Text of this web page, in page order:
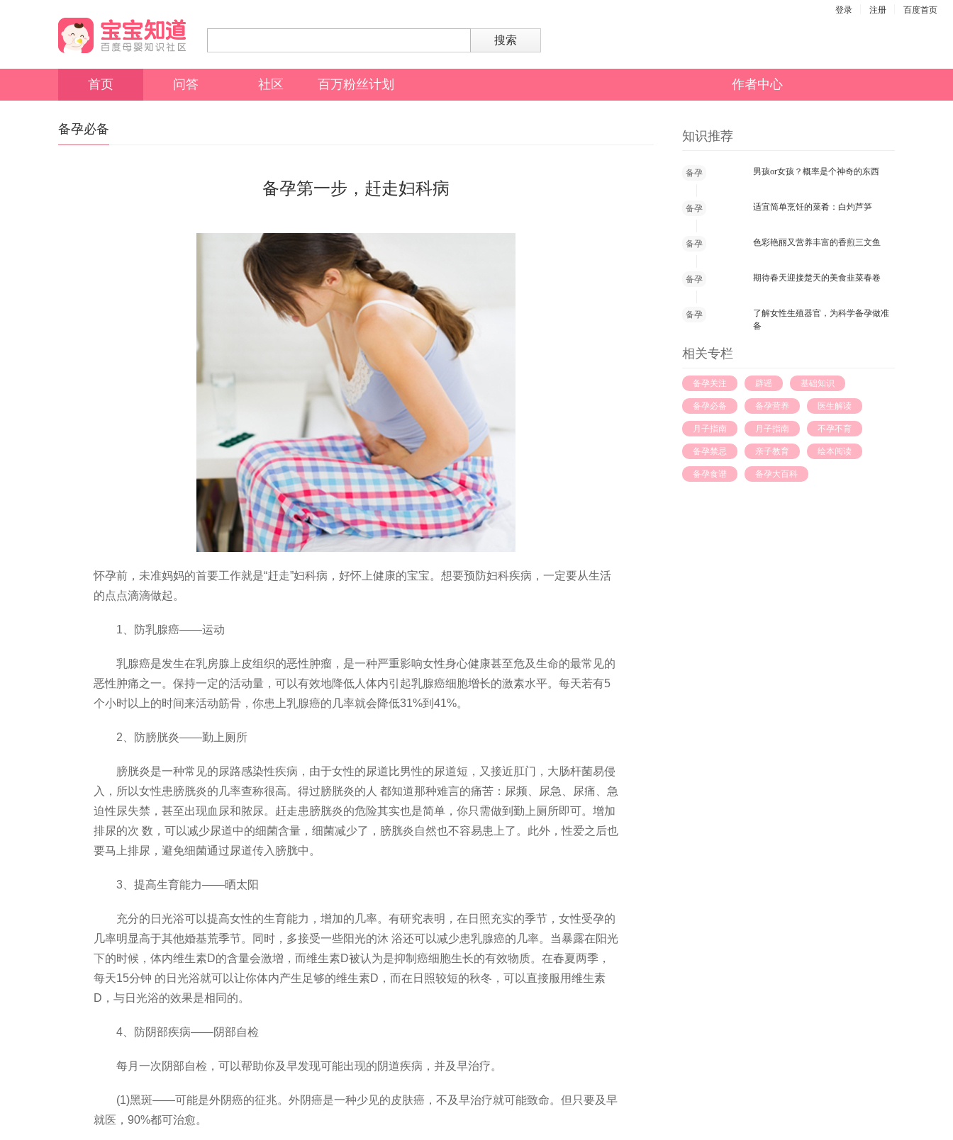
登录 注册 百度首页
搜索
首页 问答 社区 百万粉丝计划 作者中心
知识推荐
备孕 男孩or女孩？概率是个神奇的东西
备孕 适宜简单烹饪的菜肴：白灼芦笋
备孕 色彩艳丽又营养丰富的香煎三文鱼
备孕 期待春天迎接楚天的美食韭菜春卷
备孕
了解女性生殖器官，为科学备孕做准
备
相关专栏
备孕关注 辟谣 基础知识
备孕必备 备孕营养 医生解读
月子指南 月子指南 不孕不育
备孕禁忌 亲子教育 绘本阅读
备孕食谱 备孕大百科
备孕必备
备孕第一步，赶走妇科病
怀孕前，未准妈妈的首要工作就是“赶走”妇科病，好怀上健康的宝宝。想要预防妇科疾病，一定要从生活
的点点滴滴做起。
1、防乳腺癌——运动
乳腺癌是发生在乳房腺上皮组织的恶性肿瘤，是一种严重影响女性身心健康甚至危及生命的最常见的
恶性肿痛之一。保持一定的活动量，可以有效地降低人体内引起乳腺癌细胞增长的激素水平。每天若有5
个小时以上的时间来活动筋骨，你患上乳腺癌的几率就会降低31%到41%。
2、防膀胱炎——勤上厕所
膀胱炎是一种常见的尿路感染性疾病，由于女性的尿道比男性的尿道短，又接近肛门，大肠杆菌易侵
入，所以女性患膀胱炎的几率查称很高。得过膀胱炎的人 都知道那种难言的痛苦：尿频、尿急、尿痛、急
迫性尿失禁，甚至出现血尿和脓尿。赶走患膀胱炎的危险其实也是简单，你只需做到勤上厕所即可。增加
排尿的次 数，可以减少尿道中的细菌含量，细菌减少了，膀胱炎自然也不容易患上了。此外，性爱之后也
要马上排尿，避免细菌通过尿道传入膀胱中。
3、提高生育能力——晒太阳
充分的日光浴可以提高女性的生育能力，增加的几率。有研究表明，在日照充实的季节，女性受孕的
几率明显高于其他婚基荒季节。同时，多接受一些阳光的沐 浴还可以减少患乳腺癌的几率。当暴露在阳光
下的时候，体内维生素D的含量会激增，而维生素D被认为是抑制癌细胞生长的有效物质。在春夏两季，
每天15分钟 的日光浴就可以让你体内产生足够的维生素D，而在日照较短的秋冬，可以直接服用维生素
D，与日光浴的效果是相同的。
4、防阴部疾病——阴部自检
每月一次阴部自检，可以帮助你及早发现可能出现的阴道疾病，并及早治疗。
(1)黑斑——可能是外阴癌的征兆。外阴癌是一种少见的皮肤癌，不及早治疗就可能致命。但只要及早
就医，90%都可治愈。